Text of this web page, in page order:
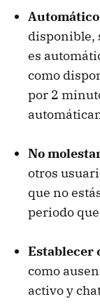
Automático
disponible,
es
como
por 2
No
otros
que no
periodo
Establecer
como
activo y